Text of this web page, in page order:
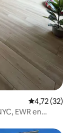
Gemiddelde
4,72 (32)
EWR en